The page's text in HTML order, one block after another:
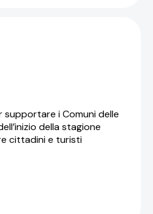
supportare i Comuni delle
della stagione
cittadini e turisti